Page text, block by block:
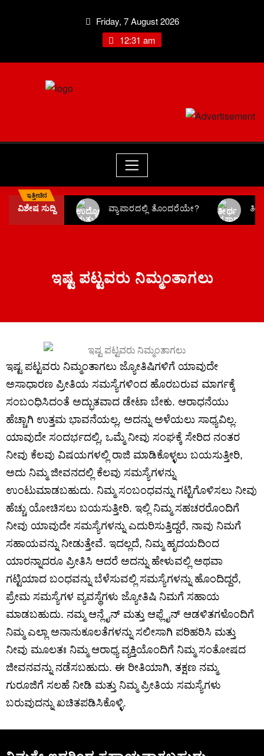
Friday, 7 August 2026
12:31 am
ಇತ್ತೀಚಿನ
ವಿಶೇಷ ಸುದ್ದಿ ವ್ಯಾಪಾರದಲ್ಲಿ ತೊಂದರೆಯೇ?
ಇಷ್ಟ ಪಟ್ಟವರು ನಿಮ್ಮಂತಾಗಲು
ಇಷ್ಟ ಪಟ್ಟವರು ನಿಮ್ಮಂತಾಗಲು ಜ್ಯೋತಿಷಿಗಳಿಗೆ ಯಾವುದೇ
ಅಸಾಧಾರಣ ಪ್ರೀತಿಯ ಸಮಸ್ಯೆಗಳಿಂದ ಹೊರಬರುವ ಮಾರ್ಗಕ್ಕೆ
ಸಂಬಂಧಿಸಿದಂತೆ ಅದ್ಭುತವಾದ ಡೇಟಾ ಬೇಕು. ಆರಾಧನೆಯು
ಹೆಚ್ಚಾಗಿ ಉತ್ತಮ ಭಾವನೆಯಲ್ಲ, ಅದನ್ನು ಅಳೆಯಲು ಸಾಧ್ಯವಿಲ್ಲ.
ಯಾವುದೇ ಸಂದರ್ಭದಲ್ಲಿ, ಒಮ್ಮೆ ನೀವು ಸಂಘಕ್ಕೆ ಸೇರಿದ ನಂತರ
ನೀವು ಕೆಲವು ವಿಷಯಗಳಲ್ಲಿ ರಾಜಿ ಮಾಡಿಕೊಳ್ಳಲು ಬಯಸುತ್ತೀರಿ,
ಅದು ನಿಮ್ಮ ಜೀವನದಲ್ಲಿ ಕೆಲವು ಸಮಸ್ಯೆಗಳನ್ನು
ಉಂಟುಮಾಡಬಹುದು. ನಿಮ್ಮ ಸಂಬಂಧವನ್ನು ಗಟ್ಟಿಗೊಳಿಸಲು ನೀವು
ಹೆಚ್ಚು ಯೋಚಿಸಲು ಬಯಸುತ್ತೀರಿ. ಇಲ್ಲಿ ನಿಮ್ಮ ಸಹಚರರೊಂದಿಗೆ
ನೀವು ಯಾವುದೇ ಸಮಸ್ಯೆಗಳನ್ನು ಎದುರಿಸುತ್ತಿದ್ದರೆ, ನಾವು ನಿಮಗೆ
ಸಹಾಯವನ್ನು ನೀಡುತ್ತೇವೆ. ಇದಲ್ಲದೆ, ನಿಮ್ಮ ಹೃದಯದಿಂದ
ಯಾರನ್ನಾದರೂ ಪ್ರೀತಿಸಿ ಆದರೆ ಅದನ್ನು ಹೇಳುವಲ್ಲಿ ಅಥವಾ
ಗಟ್ಟಿಯಾದ ಬಂಧವನ್ನು ಬೆಳೆಸುವಲ್ಲಿ ಸಮಸ್ಯೆಗಳನ್ನು ಹೊಂದಿದ್ದರೆ,
ಪ್ರೇಮ ಸಮಸ್ಯೆಗಳ ವ್ಯವಸ್ಥೆಗಳು ಜ್ಯೋತಿಷಿ ನಿಮಗೆ ಸಹಾಯ
ಮಾಡಬಹುದು. ನಮ್ಮ ಆನ್ಲೈನ್ ಮತ್ತು ಆಫ್ಲೈನ್ ಆಡಳಿತಗಳೊಂದಿಗೆ
ನಿಮ್ಮ ಎಲ್ಲಾ ಅನಾನುಕೂಲತೆಗಳನ್ನು ಸಲೀಸಾಗಿ ಪರಿಹರಿಸಿ ಮತ್ತು
ನೀವು ಮೂಲತಃ ನಿಮ್ಮ ಆರಾಧ್ಯ ವ್ಯಕ್ತಿಯೊಂದಿಗೆ ನಿಮ್ಮ ಸಂತೋಷದ
ಜೀವನವನ್ನು ನಡೆಸಬಹುದು. ಈ ರೀತಿಯಾಗಿ, ತಕ್ಷಣ ನಮ್ಮ
ಗುರೂಜಿಗೆ ಸಲಹೆ ನೀಡಿ ಮತ್ತು ನಿಮ್ಮ ಪ್ರೀತಿಯ ಸಮಸ್ಯೆಗಳು
ಬರುವುದನ್ನು ಖಚಿತಪಡಿಸಿಕೊಳ್ಳಿ.